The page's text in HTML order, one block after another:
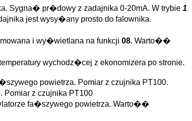
Sygna� pr�dowy z zadajnika 0-20mA. W trybie 1
jest wysy�any prosto do falownika.
i wy�wietlana na funkcji 08. Warto��
wychodz�cej z ekonomizera po stronie.
powietrza. Pomiar z czujnika PT100.
Pomiar z czujnika PT100
fa�szywego powietrza. Warto��